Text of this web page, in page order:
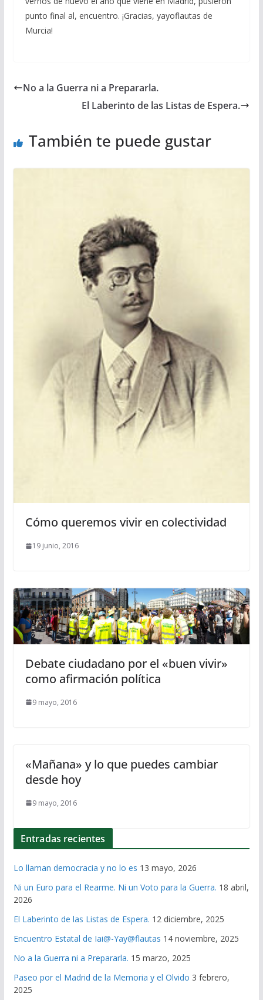
punto final al, encuentro. ¡Gracias, yayoflautas de
Murcia!
No a la Guerra ni a Prepararla.
El Laberinto de las Listas de Espera.
También te puede gustar
Cómo queremos vivir en colectividad
19 junio, 2016
Debate ciudadano por el «buen vivir»
como afirmación política
9 mayo, 2016
«Mañana» y lo que puedes cambiar
desde hoy
9 mayo, 2016
Entradas recientes
Lo llaman democracia y no lo es 13 mayo, 2026
Ni un Euro para el Rearme. Ni un Voto para la Guerra. 18 abril,
2026
El Laberinto de las Listas de Espera. 12 diciembre, 2025
Encuentro Estatal de Iai@-Yay@flautas 14 noviembre, 2025
No a la Guerra ni a Prepararla. 15 marzo, 2025
Paseo por el Madrid de la Memoria y el Olvido 3 febrero,
2025